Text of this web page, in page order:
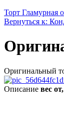
Торт Гламурная
Вернуться к:
Оригинальный
Описание вес